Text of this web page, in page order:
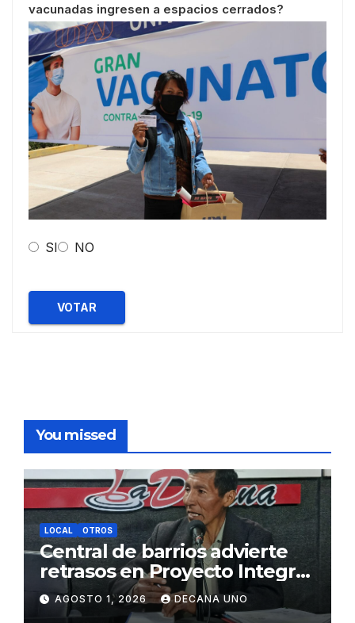
vacunadas ingresen a espacios cerrados?
SI NO
VOTAR
You missed
LOCAL OTROS
Central de barrios advierte
retrasos en Proyecto Integral
de Agua y Alcantarillado para
Juliaca
AGOSTO 1, 2026 DECANA UNO